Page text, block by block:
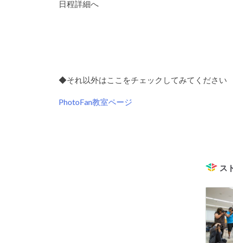
日程詳細へ
◆それ以外はここをチェックしてみてください
PhotoFan教室ページ
ス